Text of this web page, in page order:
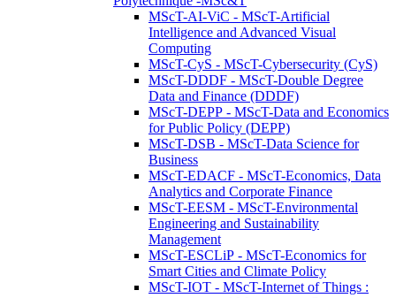
MScT-AI-ViC - MScT-Artificial
Intelligence and Advanced Visual
Computing
MScT-CyS - MScT-Cybersecurity (CyS)
MScT-DDDF - MScT-Double Degree
Data and Finance (DDDF)
MScT-DEPP - MScT-Data and Economics
for Public Policy (DEPP)
MScT-DSB - MScT-Data Science for
Business
MScT-EDACF - MScT-Economics, Data
Analytics and Corporate Finance
MScT-EESM - MScT-Environmental
Engineering and Sustainability
Management
MScT-ESCLiP - MScT-Economics for
Smart Cities and Climate Policy
MScT-IOT - MScT-Internet of Things :